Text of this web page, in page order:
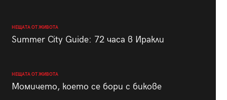
НЕЩАТА ОТ ЖИВОТА
Summer City Guide: 72 часа в Иракли
НЕЩАТА ОТ ЖИВОТА
Момичето, което се бори с бикове